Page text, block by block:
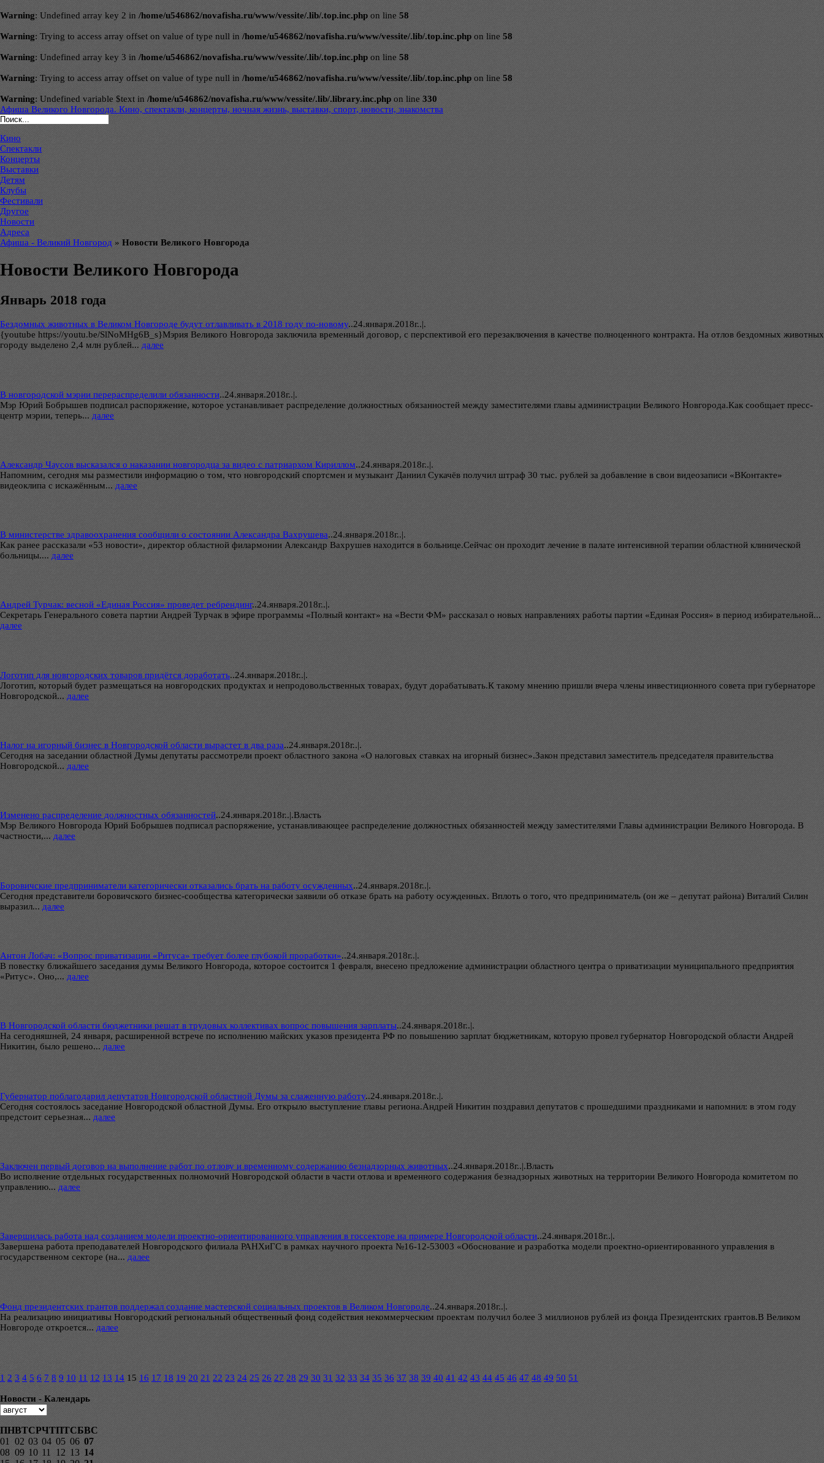
Warning: Undefined array key 2 in /home/u546862/novafisha.ru/www/vessite/.lib/.top.inc.php on line 58
Warning: Trying to access array offset on value of type null in /home/u546862/novafisha.ru/www/vessite/.lib/.top.inc.php on line 58
Warning: Undefined array key 3 in /home/u546862/novafisha.ru/www/vessite/.lib/.top.inc.php on line 58
Warning: Trying to access array offset on value of type null in /home/u546862/novafisha.ru/www/vessite/.lib/.top.inc.php on line 58
Warning: Undefined variable $text in /home/u546862/novafisha.ru/www/vessite/.lib/.library.inc.php on line 330
Афиша Великого Новгорода. Кино, спектакли, концерты, ночная жизнь, выставки, спорт, новости, знакомства
Кино
Спектакли
Концерты
Выставки
Детям
Клубы
Фестивали
Другое
Новости
Адреса
Афиша - Великий Новгород » Новости Великого Новгорода
Новости Великого Новгорода
Январь 2018 года
Бездомных животных в Великом Новгороде будут отлавливать в 2018 году по-новому..24.января.2018г..|.
{youtube https://youtu.be/SlNoMHg6B_s}Мэрия Великого Новгорода заключила временный договор, с перспективой его перезаключения в качестве полноценного контракта. На отлов бездомных животных
городу выделено 2,4 млн рублей... далее
В новгородской мэрии перераспределили обязанности..24.января.2018г..|.
Мэр Юрий Бобрышев подписал распоряжение, которое устанавливает распределение должностных обязанностей между заместителями главы администрации Великого Новгорода.Как сообщает пресс-
центр мэрии, теперь... далее
Александр Чаусов высказался о наказании новгородца за видео с патриархом Кириллом..24.января.2018г..|.
Напомним, сегодня мы разместили информацию о том, что новгородский спортсмен и музыкант Даниил Сукачёв получил штраф 30 тыс. рублей за добавление в свои видеозаписи «ВКонтакте»
видеоклипа с искажённым... далее
В министерстве здравоохранения сообщили о состоянии Александра Вахрушева..24.января.2018г..|.
Как ранее рассказали «53 новости», директор областной филармонии Александр Вахрушев находится в больнице.Сейчас он проходит лечение в палате интенсивной терапии областной клинической
больницы.... далее
Андрей Турчак: весной «Единая Россия» проведет ребрендинг..24.января.2018г..|.
Секретарь Генерального совета партии Андрей Турчак в эфире программы «Полный контакт» на «Вести ФМ» рассказал о новых направлениях работы партии «Единая Россия» в период избирательной...
далее
Логотип для новгородских товаров придётся доработать..24.января.2018г..|.
Логотип, который будет размещаться на новгородских продуктах и непродовольственных товарах, будут дорабатывать.К такому мнению пришли вчера члены инвестиционного совета при губернаторе
Новгородской... далее
Налог на игорный бизнес в Новгородской области вырастет в два раза..24.января.2018г..|.
Сегодня на заседании областной Думы депутаты рассмотрели проект областного закона «О налоговых ставках на игорный бизнес».Закон представил заместитель председателя правительства
Новгородской... далее
Изменено распределение должностных обязанностей..24.января.2018г..|.Власть
Мэр Великого Новгорода Юрий Бобрышев подписал распоряжение, устанавливающее распределение должностных обязанностей между заместителями Главы администрации Великого Новгорода. В
частности,... далее
Боровичские предприниматели категорически отказались брать на работу осужденных..24.января.2018г..|.
Сегодня представители боровичского бизнес-сообщества категорически заявили об отказе брать на работу осужденных. Вплоть о того, что предприниматель (он же – депутат района) Виталий Силин
выразил... далее
Антон Лобач: «Вопрос приватизации «Ритуса» требует более глубокой проработки»..24.января.2018г..|.
В повестку ближайшего заседания думы Великого Новгорода, которое состоится 1 февраля, внесено предложение администрации областного центра о приватизации муниципального предприятия
«Ритус». Оно,... далее
В Новгородской области бюджетники решат в трудовых коллективах вопрос повышения зарплаты..24.января.2018г..|.
На сегодняшней, 24 января, расширенной встрече по исполнению майских указов президента РФ по повышению зарплат бюджетникам, которую провел губернатор Новгородской области Андрей
Никитин, было решено... далее
Губернатор поблагодарил депутатов Новгородской областной Думы за слаженную работу..24.января.2018г..|.
Сегодня состоялось заседание Новгородской областной Думы. Его открыло выступление главы региона.Андрей Никитин поздравил депутатов с прошедшими праздниками и напомнил: в этом году
предстоит серьезная... далее
Заключен первый договор на выполнение работ по отлову и временному содержанию безнадзорных животных..24.января.2018г..|.Власть
Во исполнение отдельных государственных полномочий Новгородской области в части отлова и временного содержания безнадзорных животных на территории Великого Новгорода комитетом по
управлению... далее
Завершилась работа над созданием модели проектно-ориентированного управления в госсекторе на примере Новгородской области..24.января.2018г..|.
Завершена работа преподавателей Новгородского филиала РАНХиГС в рамках научного проекта №16-12-53003 «Обоснование и разработка модели проектно-ориентированного управления в
государственном секторе (на... далее
Фонд президентских грантов поддержал создание мастерской социальных проектов в Великом Новгороде..24.января.2018г..|.
На реализацию инициативы Новгородский региональный общественный фонд содействия некоммерческим проектам получил более 3 миллионов рублей из фонда Президентских грантов.В Великом
Новгороде откроется... далее
1 2 3 4 5 6 7 8 9 10 11 12 13 14 15 16 17 18 19 20 21 22 23 24 25 26 27 28 29 30 31 32 33 34 35 36 37 38 39 40 41 42 43 44 45 46 47 48 49 50 51
Новости - Календарь
ПНВТСРЧТПТСБВС
01
02 03 04 05 06 07
08 09 10 11 12 13 14